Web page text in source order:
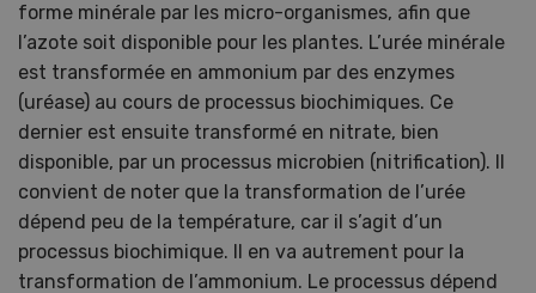
forme minérale par les micro-organismes, afin que
l’azote soit disponible pour les plantes. L’urée minérale
est transformée en ammonium par des enzymes
(uréase) au cours de processus biochimiques. Ce
dernier est ensuite transformé en nitrate, bien
disponible, par un processus microbien (nitrification). Il
convient de noter que la transformation de l’urée
dépend peu de la température, car il s’agit d’un
processus biochimique. Il en va autrement pour la
transformation de l’ammonium. Le processus dépend